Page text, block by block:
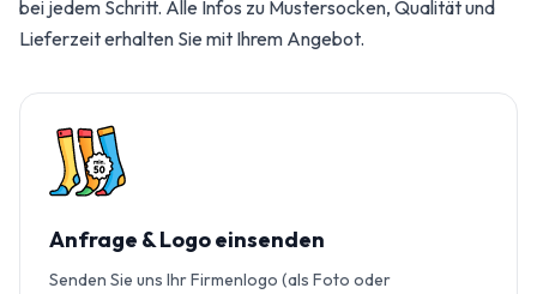
bei jedem Schritt. Alle Infos zu Mustersocken, Qualität und
Lieferzeit erhalten Sie mit Ihrem Angebot.
Anfrage & Logo einsenden
Senden Sie uns Ihr Firmenlogo (als Foto oder